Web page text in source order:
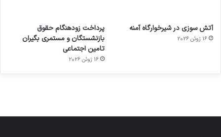
آتش سوزی در شیرخوارگاه آمنه
16 ژوئن 2026
پرداخت زودهنگام حقوق
بازنشستگان و مستمری بگیران
تامین اجتماعی
16 ژوئن 2026
برای
کشف
توسط
مجازی
…
ساعت
هوشمند
با طعم
توسط
ژاکت
در
های
2023
توسط